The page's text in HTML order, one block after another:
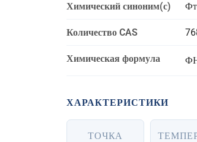
Химический синоним(с)
Количество CAS
Химическая формула
ХАРАКТЕРИСТИКИ
ТОЧКА